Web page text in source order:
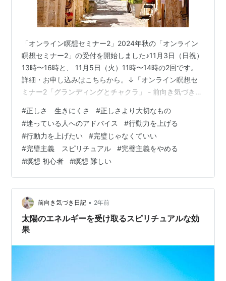
「オンライン瞑想セミナー2」2024年秋の「オンライン
瞑想セミナー2」の受付を開始しました♪11月3日（日祝）
13時〜16時と、 11月5日（火）11時〜14時の2回です。
詳細・お申し込みはこちらから。↓「オンライン瞑想セ
ミナー2「グランディングとチャクラ」 - 前向き気づき日
想セミナーは必ず1から順に受講してください。 今日は、
瞑想や体に優しい食事、 資格の勉強やダイエット、日常
の習慣、考え方などで、 こうしたほうがいいと聞いて、
でもできない、と思う時に、 どうすればいいかのお話で
す。 こんなやり方ではやっても無駄？ 間違ったやり方で
は…
#正しさ 生きにくさ #正しさより大切なもの
#迷っている人へのアドバイス #行動力を上げる
#行動力を上げたい #完璧じゃなくていい
#完璧主義 スピリチュアル #完璧主義をやめる
#瞑想 初心者 #瞑想 難しい
前向き気づき日記 • 2年前
太陽のエネルギーを受け取るスピリチュアルな効
果